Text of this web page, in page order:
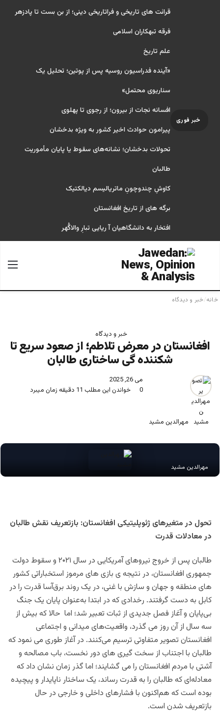
خبر فوری
قرائت های تاریخی و فراتاریخی دینی؛ از بن بست تا پادزهر
فرقه تبهکاران اسلامی
علم تاریخ
«آینده فدراسیون روسیه پس از پوتین؛ تحلیل یک
سناریوی محتمل»
افسانه نجات از بیرون؛ از رجوی تا پهلوی
پیرامون حوادث اخیر کشور به ویژه بدخشان
تحولات بدخشان؛ نشانه‌های سقوط یا پایان مأموریت
طالبان
کاوشِ چندو‌چونِ ماتریالیسم دیالکتیک
برگه های از تاریخ افغانستان
افتخار به دانشگاهیان آ ریایی تبارِ والاگُهر
جستجو برای
خانه/خبر و دیدگاه
خبر و دیدگاه
افغانستان در معرض تلاطم؛ از صعود سریع تا
شکننده گی ساختاری طالبان
مهرالدین مشید
می 26, 2025
0
خواندن این مطلب 11 دقیقه زمان میبرد
مهرالدین مشید
تحول در متغیرهای ژئوپلیتیکی افغانستان: بازتعریف نقش طالبان
در معادلات قدرت
طالبان پس از خروج نیروهای آمریکایی در سال ۲۰۲۱ و سقوط دولت
جمهوری افغانستان، در نتیجه ی بازی های مرموز استخباراتی کشور
های منطقه و جهان و سازش با غنی، در یک روند برق‌آسا قدرت را در
کابل به‌ دست گرفتند. رخدادی که در ابتدا به‌عنوان پایان یک جنگ
بی‌پایان و آغاز فصل جدیدی از ثبات تعبیر شد؛ اما حالا که بیش از
سه سال از آن روز می گذرد، واقعیت‌های میدانی و اجتماعی
افغانستان تصویر متفاوتی ترسیم می‌کنند. در آغاز طوری می نمود که
طالبان با اجتناب از سخت گیری های دور نخست، باب مصالحه و
آشتی با مردم افغانستان را می گشایند؛ اما گذر زمان نشان داد که
معادله‌ای که طالبان را به قدرت رساند، یک ساختار ناپایدار و پیچیده
بوده است که هم‌اکنون با فشارهای داخلی و خارجی در حال
بازتعریف شدن است.